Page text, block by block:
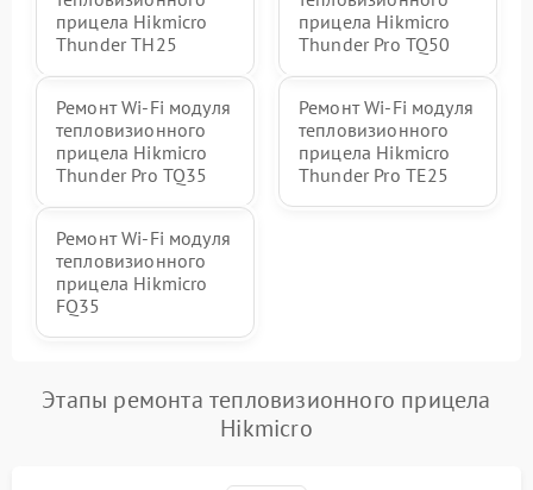
прицела Hikmicro
Thunder TH25
прицела Hikmicro
Thunder Pro TQ50
Ремонт Wi-Fi модуля
тепловизионного
прицела Hikmicro
Thunder Pro TQ35
Ремонт Wi-Fi модуля
тепловизионного
прицела Hikmicro
Thunder Pro TE25
Ремонт Wi-Fi модуля
тепловизионного
прицела Hikmicro
FQ35
Этапы ремонта тепловизионного прицела
Hikmicro